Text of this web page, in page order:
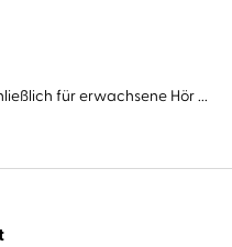
für erwachsene Hör ...